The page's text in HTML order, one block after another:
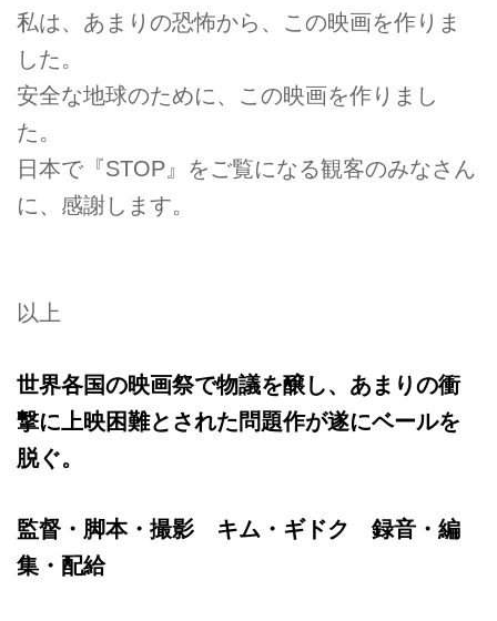
私は、あまりの恐怖から、この映画を作りま
した。
安全な地球のために、この映画を作りまし
た。
日本で『STOP』をご覧になる観客のみなさん
に、感謝します。
以上
世界各国の映画祭で物議を醸し、あまりの衝
撃に上映困難とされた問題作が遂にベールを
脱ぐ。
監督・脚本・撮影 キム・ギドク 録音・編
集・配給